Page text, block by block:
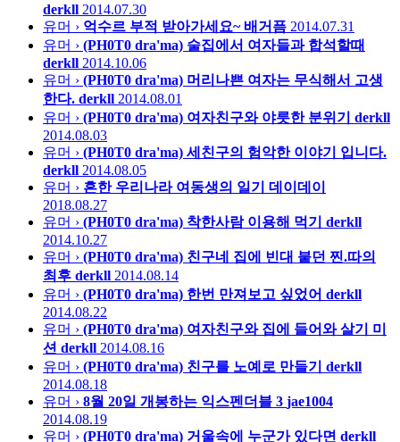
derkll 2014.07.30
유머 › 억수르 부적 받아가세요~ 배거픔 2014.07.31
유머 › (PH0T0 dra'ma) 술집에서 여자들과 합석할때
derkll 2014.10.06
유머 › (PH0T0 dra'ma) 머리나쁜 여자는 무식해서 고생
한다. derkll 2014.08.01
유머 › (PH0T0 dra'ma) 여자친구와 야릇한 분위기 derkll
2014.08.03
유머 › (PH0T0 dra'ma) 세친구의 험악한 이야기 입니다.
derkll 2014.08.05
유머 › 흔한 우리나라 여동생의 일기 데이데이
2018.08.27
유머 › (PH0T0 dra'ma) 착한사람 이용해 먹기 derkll
2014.10.27
유머 › (PH0T0 dra'ma) 친구네 집에 빈대 붙던 찐.따의
최후 derkll 2014.08.14
유머 › (PH0T0 dra'ma) 한번 만져보고 싶었어 derkll
2014.08.22
유머 › (PH0T0 dra'ma) 여자친구와 집에 들어와 살기 미
션 derkll 2014.08.16
유머 › (PH0T0 dra'ma) 친구를 노예로 만들기 derkll
2014.08.18
유머 › 8월 20일 개봉하는 익스펜더블 3 jae1004
2014.08.19
유머 › (PH0T0 dra'ma) 거울속에 누군가 있다면 derkll